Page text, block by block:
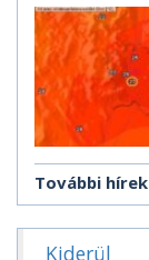
További
Kiderül